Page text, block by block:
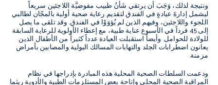
ونتيجة لذلك، وَجَبَ أن يرتقي شَأنُ طبيب مفوضيَّة اللاجئين سريعاً
ليشمل إدارةَ عيادةٍ في الفندق لتقديم رعاية صحية أولية بالمجّان لطالبي
اللجوء واللاجئين، وفيهم الذين لم يُؤوَوْا في الفندق. وقد تلقى ما يصل
إلى 45 فرداً في الأسبوع عناية طبية، مع إعطاء الأولوية للرعاية السابقة
للولادة للحوامل. وأيضاً استقبلت العيادة عدداً كثيراً من الأطفال الذين
يعانون اضطرابات الجلد والتهابات المسالك البولية والمصابين بأمراض
مزمنة.
ودعمت السلطات الصحية المحلية هذه المبادرة بإدراجها في نظام
المراقبة الصحية المحلي وإتاحة بعض المستلزمات الطبية والأدوية ريثما